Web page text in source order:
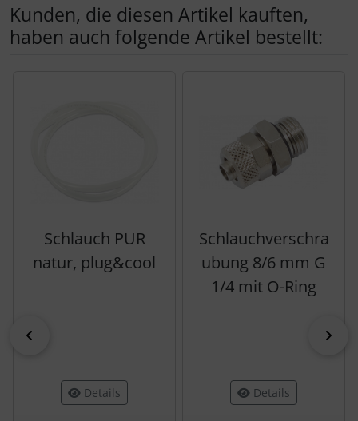
Kunden, die diesen Artikel kauften,
haben auch folgende Artikel bestellt:
Schlauch PUR
natur, plug&cool
Details
Schlauchverschra
ubung 8/6 mm G
1/4 mit O-Ring
Details